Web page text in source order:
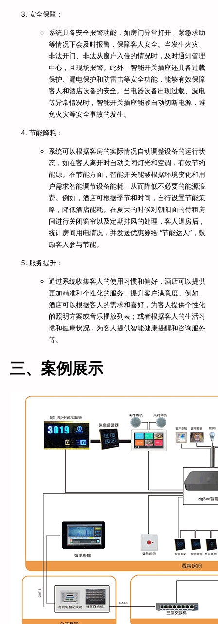
安全保障：
系统具备安全报警功能，如房门异常打开、紧急求助
等情况下会及时报警，保障客人安全。当发生火灾、
非法开门、非法从窗户入侵的情况时，及时通知管理
中心，且现场报警。此外，智能开关插座还具备过载
保护、漏电保护和防雷击等安全功能，能够有效保障
客人和酒店设备的安全。当电器设备出现过载、漏电
等异常情况时，智能开关插座能够自动切断电源，避
免火灾等安全事故的发生。
节能降耗：
系统可以根据客房的实际情况自动调整设备的运行状
态，如在客人离开时自动关闭灯光和空调，有效节约
能源。在节能方面，智能开关能够根据环境变化和用
户需求智能调节设备能耗，从而降低不必要的能源浪
费。例如，酒店可根据季节和时间，自行设置节能策
略，降低酒店能耗。在夏天的时候对朝阳面的待租房
间进行关闭窗帘以及定期排风的处理，客人退房后，
统计房间用电情况，并发送优惠券给 “节能达人”，鼓
励客人参与节能。
服务提升：
通过系统收集客人的使用习惯和偏好，酒店可以提供
更加精准和个性化的服务，提升客户满意度。例如，
酒店可以根据客人的需求和喜好，为客人提供个性化
的照明方案或音乐播放列表；或者根据客人的生活习
惯和健康状况，为客人提供智能健康提醒和咨询服务
等。
三、案例展示